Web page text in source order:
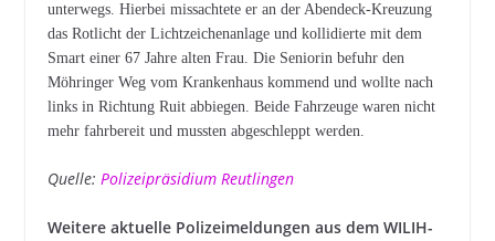
unterwegs. Hierbei missachtete er an der Abendeck-Kreuzung
das Rotlicht der Lichtzeichenanlage und kollidierte mit dem
Smart einer 67 Jahre alten Frau. Die Seniorin befuhr den
Möhringer Weg vom Krankenhaus kommend und wollte nach
links in Richtung Ruit abbiegen. Beide Fahrzeuge waren nicht
mehr fahrbereit und mussten abgeschleppt werden.
Quelle: Polizeipräsidium Reutlingen
Weitere aktuelle Polizeimeldungen aus dem WILIH-